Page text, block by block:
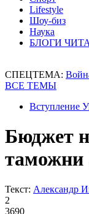
Lifestyle
Шоу-биз
Наука
БЛОГИ
СПЕЦТЕМА:
ВСЕ ТЕМЫ
Вступление
Бюджет
таможни
Текст: Александр
2
3690